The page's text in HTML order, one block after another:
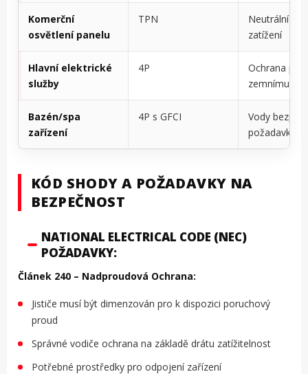
Komerční
osvětlení panelu
TPN
Neutrální
zatížení
Hlavní elektrické
služby
4P
Ochrana
zemnímu
Bazén/spa
zařízení
4P s GFCI
Vody
požadavky
KÓD SHODY A POŽADAVKY NA
BEZPEČNOST
NATIONAL ELECTRICAL CODE (NEC)
POŽADAVKY:
Článek 240 – Nadproudová Ochrana:
Jističe musí být dimenzován pro k dispozici poruchový
proud
Správné vodiče ochrana na základě drátu zatížitelnost
Potřebné prostředky pro odpojení zařízení